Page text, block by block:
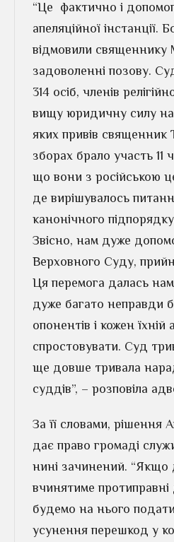
“Це фактично і
апеляційної інстанції.
відмовили священнику
задоволенні позову.
314 осіб, членів
вищу юридичну силу
яких привів священник
зборах брало участь 11
що вони з російською
де вирішувалось
канонічного
Звісно, нам дуже
Верховного Суду,
Ця перемога далась
дуже багато неправди
опонентів і кожен
спростовувати. Суд
ще довше тривала
суддів”, – розповіла
За її словами, рішення
дає право громаді
нині зачинений. “Якщо
вчинятиме протиправні
будемо на нього
усунення перешкод у